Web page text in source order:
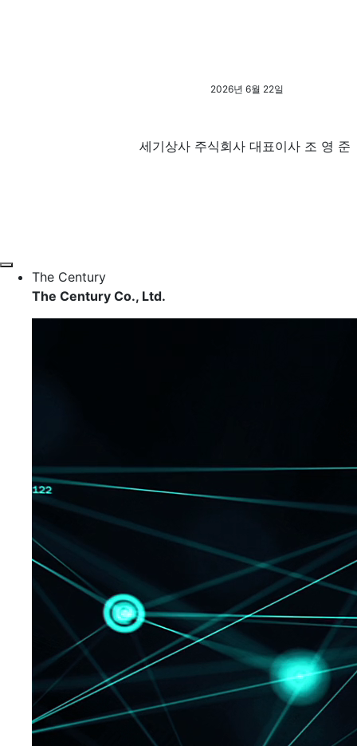
2026년 6월 22일
세기상사 주식회사 대표이사 조 영 준
The Century
The Century Co., Ltd.